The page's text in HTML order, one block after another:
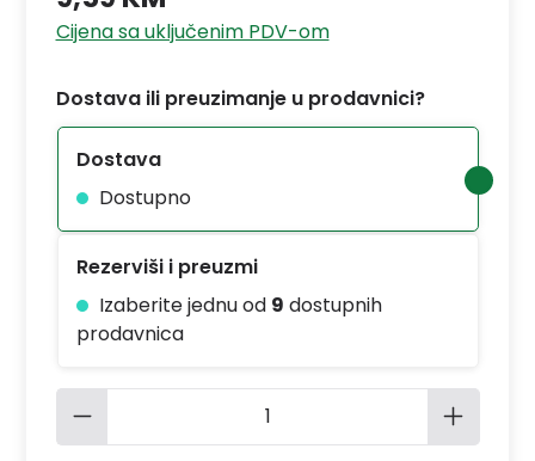
Cijena sa uključenim PDV-om
Dostava ili preuzimanje u prodavnici?
Dostava
Dostupno
Rezerviši i preuzmi
Izaberite jednu od 9 dostupnih
prodavnica
Količina proizvoda: Unesite